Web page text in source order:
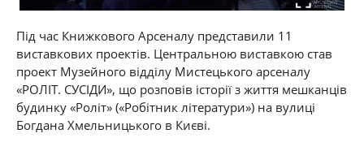
Під час Книжкового Арсеналу представили 11
виставкових проектів. Центральною виставкою став
проект Музейного відділу Мистецького арсеналу
«РОЛІТ. СУСІДИ», що розповів історії з життя мешканців
будинку «Роліт» («Робітник літератури») на вулиці
Богдана Хмельницького в Києві.